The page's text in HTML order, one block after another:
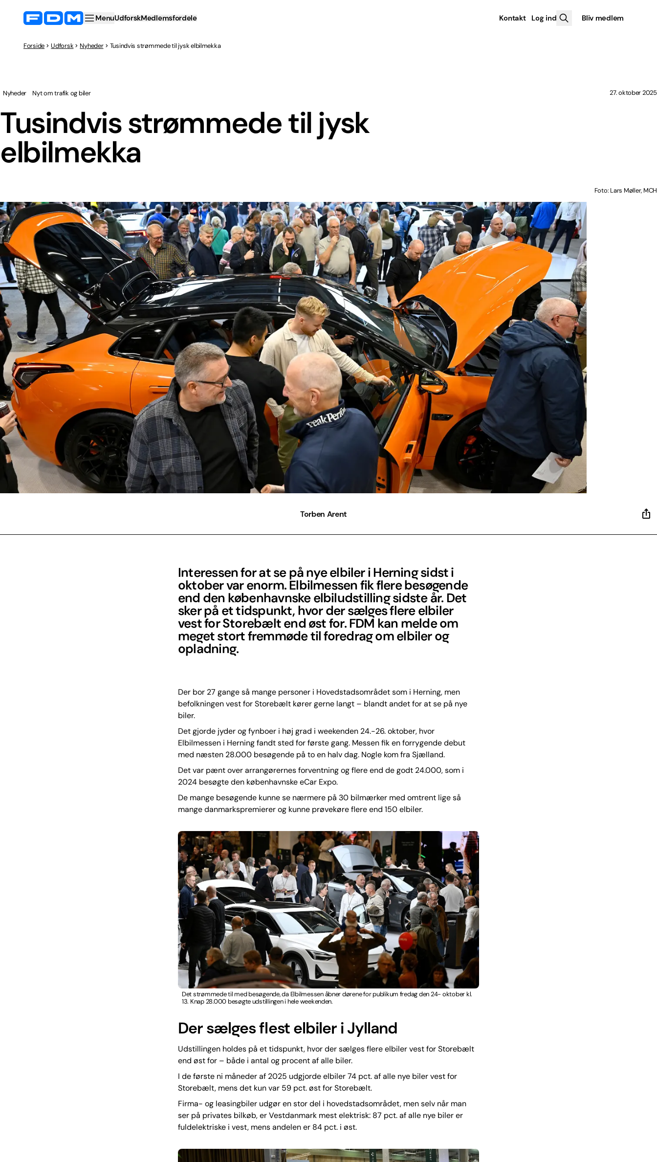
MenuUdforskMedlemsfordele Kontakt Log ind Bliv medlem
Forside Udforsk Nyheder Tusindvis strømmede til jysk elbilmekka
Tusindvis strømmede til jysk
elbilmekka
Nyheder Nyt om trafik og biler 27. oktober 2025
Foto: Lars Møller, MCH
Torben Arent
Interessen for at se på nye elbiler i Herning sidst i
oktober var enorm. Elbilmessen fik flere besøgende
end den københavnske elbiludstilling sidste år. Det
sker på et tidspunkt, hvor der sælges flere elbiler
vest for Storebælt end øst for. FDM kan melde om
meget stort fremmøde til foredrag om elbiler og
opladning.
Der bor 27 gange så mange personer i Hovedstadsområdet som i Herning, men
befolkningen vest for Storebælt kører gerne langt – blandt andet for at se på nye
biler.
Det gjorde jyder og fynboer i høj grad i weekenden 24.-26. oktober, hvor
Elbilmessen i Herning fandt sted for første gang. Messen fik en forrygende debut
med næsten 28.000 besøgende på to en halv dag. Nogle kom fra Sjælland.
Det var pænt over arrangørernes forventning og flere end de godt 24.000, som i
2024 besøgte den københavnske eCar Expo.
De mange besøgende kunne se nærmere på 30 bilmærker med omtrent lige så
mange danmarkspremierer og kunne prøvekøre flere end 150 elbiler.
Det strømmede til med besøgende, da Elbilmessen åbner dørene for publikum fredag den 24- oktober kl.
13. Knap 28.000 besøgte udstillingen i hele weekenden.
Der sælges flest elbiler i Jylland
Udstillingen holdes på et tidspunkt, hvor der sælges flere elbiler vest for Storebælt
end øst for – både i antal og procent af alle biler.
I de første ni måneder af 2025 udgjorde elbiler 74 pct. af alle nye biler vest for
Storebælt, mens det kun var 59 pct. øst for Storebælt.
Firma- og leasingbiler udgør en stor del i hovedstadsområdet, men selv når man
ser på privates bilkøb, er Vestdanmark mest elektrisk: 87 pct. af alle nye biler er
fuldelektriske i vest, mens andelen er 84 pct. i øst.